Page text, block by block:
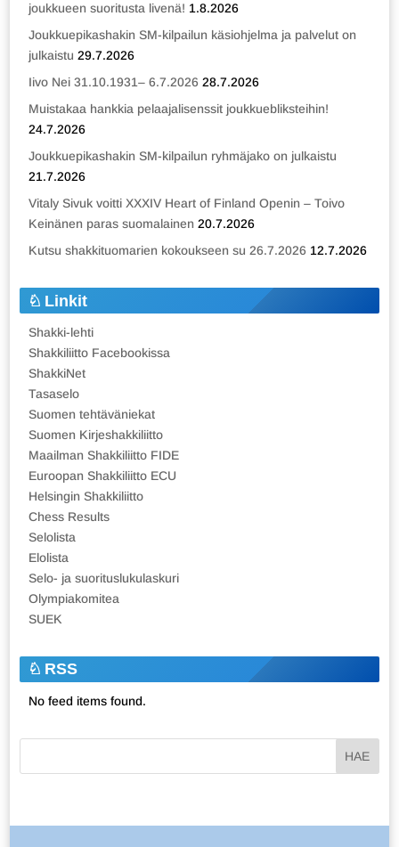
joukkueen suoritusta livenä! 1.8.2026
Joukkuepikashakin SM-kilpailun käsiohjelma ja palvelut on
julkaistu 29.7.2026
Iivo Nei 31.10.1931– 6.7.2026 28.7.2026
Muistakaa hankkia pelaajalisenssit joukkuebliksteihin!
24.7.2026
Joukkuepikashakin SM-kilpailun ryhmäjako on julkaistu
21.7.2026
Vitaly Sivuk voitti XXXIV Heart of Finland Openin – Toivo
Keinänen paras suomalainen 20.7.2026
Kutsu shakkituomarien kokoukseen su 26.7.2026 12.7.2026
Linkit
Shakki-lehti
Shakkiliitto Facebookissa
ShakkiNet
Tasaselo
Suomen tehtäväniekat
Suomen Kirjeshakkiliitto
Maailman Shakkiliitto FIDE
Euroopan Shakkiliitto ECU
Helsingin Shakkiliitto
Chess Results
Selolista
Elolista
Selo- ja suorituslukulaskuri
Olympiakomitea
SUEK
RSS
No feed items found.